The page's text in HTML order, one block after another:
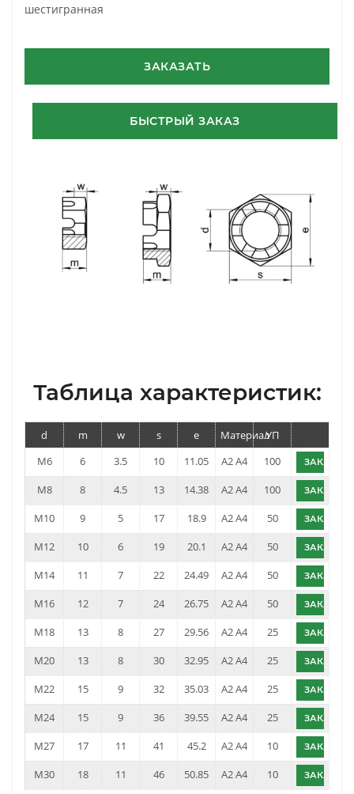
шестигранная
ЗАКАЗАТЬ
БЫСТРЫЙ ЗАКАЗ
Таблица характеристик:
d m w s e МатериалУП
M6
6 3.5 10 11.05 А2 А4 100 ЗАКАЗАТЬ
M8 8 4.5 13 14.38 А2 А4 100 ЗАКАЗАТЬ
M10 9 5 17 18.9 А2 А4 50 ЗАКАЗАТЬ
M12 10 6 19 20.1 А2 А4 50 ЗАКАЗАТЬ
M14 11 7 22 24.49 А2 А4 50 ЗАКАЗАТЬ
M16 12 7 24 26.75 А2 А4 50 ЗАКАЗАТЬ
M18 13 8 27 29.56 А2 А4 25 ЗАКАЗАТЬ
M20 13 8 30 32.95 А2 А4 25 ЗАКАЗАТЬ
M22 15 9 32 35.03 А2 А4 25 ЗАКАЗАТЬ
M24 15 9 36 39.55 А2 А4 25 ЗАКАЗАТЬ
M27 17 11 41 45.2 А2 А4 10 ЗАКАЗАТЬ
M30 18 11 46 50.85 А2 А4 10 ЗАКАЗАТЬ